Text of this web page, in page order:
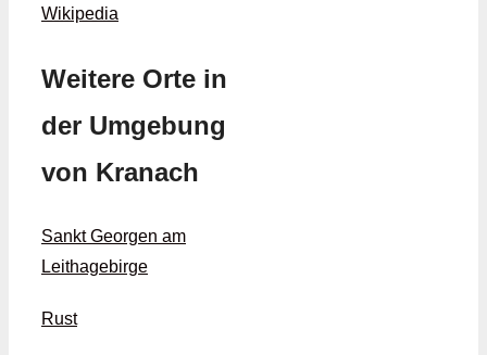
Wikipedia
Weitere Orte in
der Umgebung
von Kranach
Sankt Georgen am
Leithagebirge
Rust